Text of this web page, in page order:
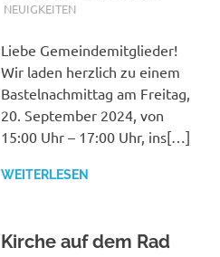
NEUIGKEITEN
Liebe Gemeindemitglieder!
Wir laden herzlich zu einem
Bastelnachmittag am Freitag,
20. September 2024, von
15:00 Uhr – 17:00 Uhr, ins[…]
WEITERLESEN
Kirche auf dem Rad